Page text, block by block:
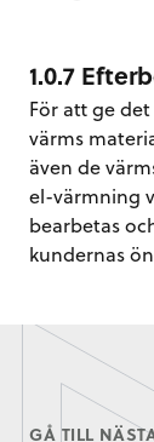
1.0.7
För att ge
värms
även de
el-värmning
bearbetas
kundernas
GÅ TILL